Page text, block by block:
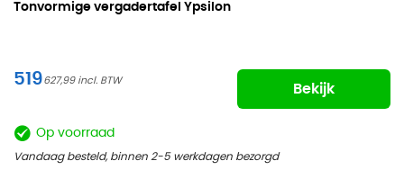
Tonvormige vergadertafel Ypsilon
519627,99
Bekijk
Op voorraad
Vandaag besteld, binnen 2-5 werkdagen bezorgd